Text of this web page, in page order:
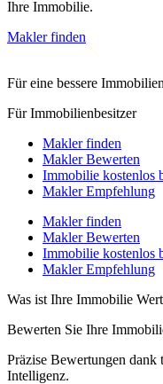
Ihre Immobilie.
Makler finden
Für eine bessere
Für Immobilienbesitzer
Makler finden
Makler Bewerten
Immobilie kostenlos
Makler Empfehlung
Makler finden
Makler Bewerten
Immobilie kostenlos
Makler Empfehlung
Was ist Ihre Immobilie
Bewerten Sie Ihre
Präzise Bewertungen dank
Intelligenz.